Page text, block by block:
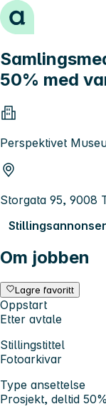
Hopp til innhold
50% med
Perspektivet
Storgata 95, 9008
Om jobben
Lagre favoritt
Oppstart
Etter avtale
Stillingstittel
Fotoarkivar
Type ansettelse
Prosjekt, deltid 50%